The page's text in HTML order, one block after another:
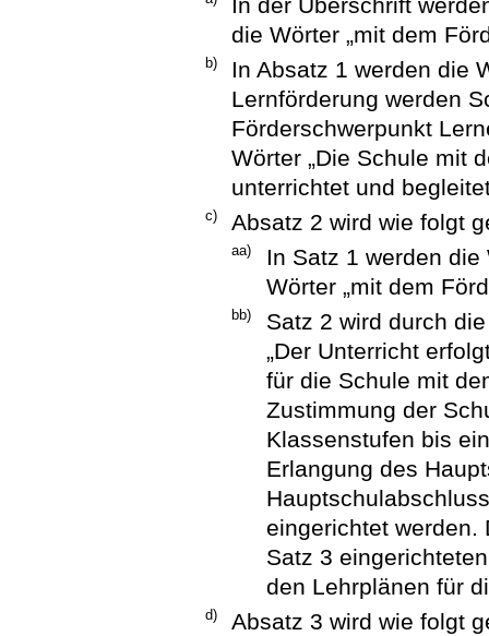
In der Überschrift
die Wörter „mit dem
b)
In Absatz 1 werden die
Lernförderung werden
Förderschwerpunkt
Wörter „Die Schule mit
unterrichtet und
c) Absatz 2 wird wie folgt
aa)
In Satz 1 werden die
Wörter „mit dem
bb)
Satz 2 wird durch
„Der Unterricht
für die Schule mit
Zustimmung der
Klassenstufen bis
Erlangung des
eingerichtet werden.
Satz 3
den Lehrplänen für
d) Absatz 3 wird wie folgt